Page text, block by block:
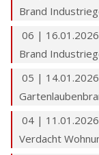
Brand
06 |
Brand
05 |
04 |
Verdacht